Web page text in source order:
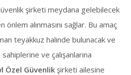
şirketi meydana gelebilecek
alınmasını sağlar. Bu amaç
teyakkuz halinde bulunacak ve
ve çalışanlarına
Özel Güvenlik şirketi ailesine